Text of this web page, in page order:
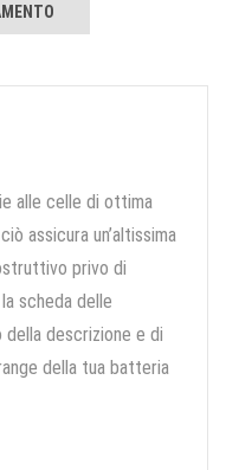
alle celle di ottima
assicura un’altissima
privo di
scheda delle
descrizione e di
della tua batteria